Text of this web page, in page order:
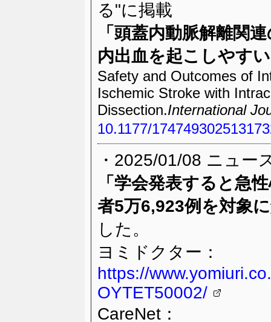
る"に掲載
「 頭蓋内動脈解離関
内出血を起こしやすい
Safety and Outcomes of
Ischemic Stroke with
Dissection.International
10.1177/
・2025/01/08 ニュー
「学会発表すると急
者5万6,923例を対象
した。
ヨミドクター：
https://
OYTET50002/
CareNet：